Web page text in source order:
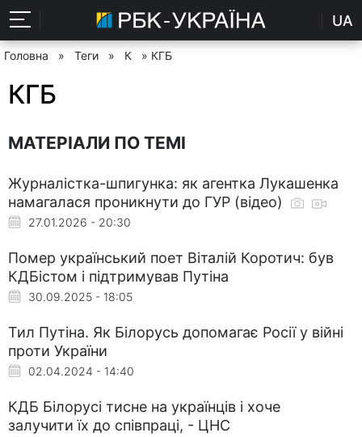
UA
Головна » Теги » К » КГБ
КГБ
МАТЕРІАЛИ ПО ТЕМІ
Журналістка-шпигунка: як агентка Лукашенка
намагалася проникнути до ГУР (відео)
27.01.2026 - 20:30
Помер український поет Віталій Коротич: був
КДБістом і підтримував Путіна
30.09.2025 - 18:05
Тил Путіна. Як Білорусь допомагає Росії у війні
проти України
02.04.2024 - 14:40
КДБ Білорусі тисне на українців і хоче
залучити їх до співпраці, - ЦНС